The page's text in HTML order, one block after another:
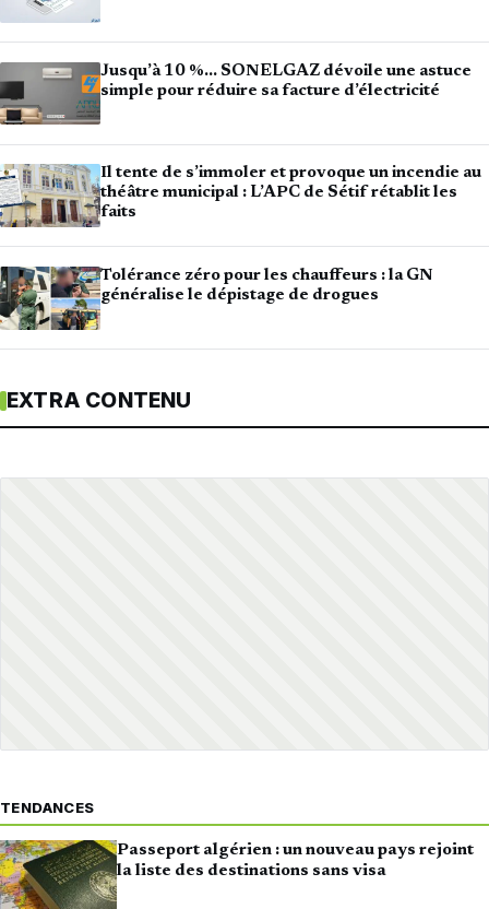
Jusqu’à 10 %… SONELGAZ dévoile une astuce
simple pour réduire sa facture d’électricité
Il tente de s’immoler et provoque un incendie au
théâtre municipal : L’APC de Sétif rétablit les
faits
Tolérance zéro pour les chauffeurs : la GN
généralise le dépistage de drogues
EXTRA CONTENU
TENDANCES
Passeport algérien : un nouveau pays rejoint
la liste des destinations sans visa